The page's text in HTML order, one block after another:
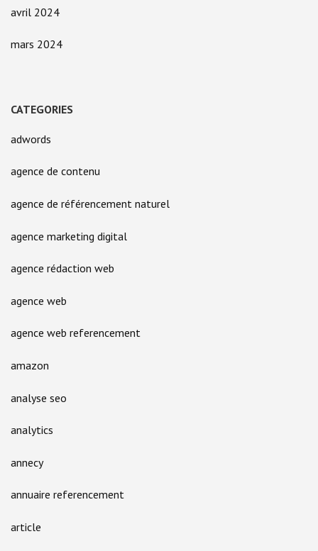
avril 2024
mars 2024
CATEGORIES
adwords
agence de contenu
agence de référencement naturel
agence marketing digital
agence rédaction web
agence web
agence web referencement
amazon
analyse seo
analytics
annecy
annuaire referencement
article